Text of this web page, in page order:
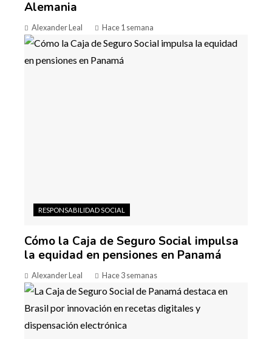
Alemania
Alexander Leal Hace 1 semana
RESPONSABILIDAD SOCIAL
Cómo la Caja de Seguro Social impulsa
la equidad en pensiones en Panamá
Alexander Leal Hace 3 semanas